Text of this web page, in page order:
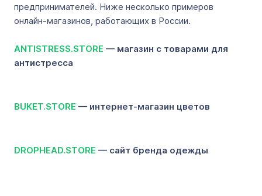
предпринимателей. Ниже несколько примеров
онлайн-магазинов, работающих в России.
ANTISTRESS.STORE — магазин с товарами для
антистресса
BUKET.STORE — интернет-магазин цветов
DROPHEAD.STORE — сайт бренда одежды